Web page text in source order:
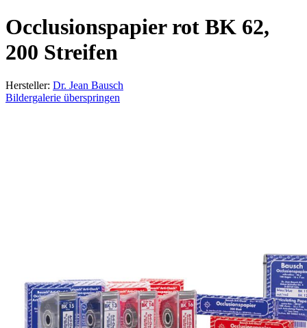
Occlusionspapier rot BK 62,
200 Streifen
Hersteller: Dr. Jean Bausch
Bildergalerie überspringen